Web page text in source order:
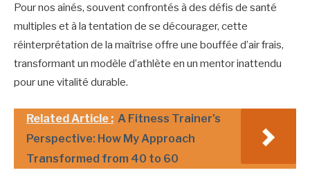
Pour nos aînés, souvent confrontés à des défis de santé
multiples et à la tentation de se décourager, cette
réinterprétation de la maîtrise offre une bouffée d’air frais,
transformant un modèle d’athlète en un mentor inattendu
pour une vitalité durable.
Related Article : A Fitness Trainer's
Perspective: How My Approach
Transformed from 40 to 60